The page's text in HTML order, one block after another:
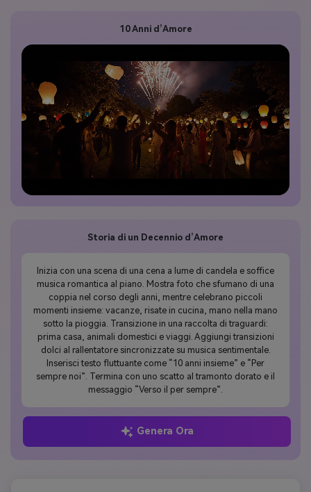
Storia di un Decennio d’Amore
Inizia con una scena di una cena a lume di candela e soffice
musica romantica al piano. Mostra foto che sfumano di una
coppia nel corso degli anni, mentre celebrano piccoli
momenti insieme: vacanze, risate in cucina, mano nella mano
sotto la pioggia. Transizione in una raccolta di traguardi:
prima casa, animali domestici e viaggi. Aggiungi transizioni
dolci al rallentatore sincronizzate su musica sentimentale.
Inserisci testo fluttuante come “10 anni insieme” e “Per
sempre noi”. Termina con uno scatto al tramonto dorato e il
messaggio “Verso il per sempre”.
Genera Ora
10 Anni d’Amore